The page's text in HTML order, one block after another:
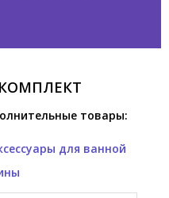
товары:
для ванной